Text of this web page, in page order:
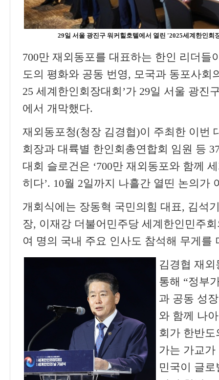
29일 서울 광진구 워커힐호텔에서 열린 '2025세계한인회
700만 재외동포를 대표하는 한인 리더들
도의 평화와 공동 번영, 모국과 동포사회
25 세계한인회장대회 ’가 29일 서울 광진
에서 개막했다.
재외동포청(청장 김경협)이 주최한 이번
회장과 대륙별 한인회총연합회 임원 등
대회 슬로건은 ‘700만 재외동포와 함께
히다’. 10월 2일까지 나흘간 열띤 논의가
개회식에는 장동혁 국민의힘 대표, 김석
장, 이재강 더불어민주당 세계한인민주
여 명의 국내 주요 인사도 참석해 무게를
김경협 재
통해 “정부
과 공동 성장
와 함께 나
회가 한반
가는 가교가
민국이 글